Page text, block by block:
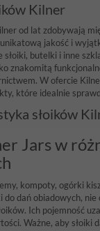
Kilner
od lat zdobywają
jakość i
butelki i inne
znakomitą
W ofercie
które idealnie
słoików
Jars w
kompoty, ogórki
do dań obiadowych, nie
Ich pojemność
Ważne, aby słoiki